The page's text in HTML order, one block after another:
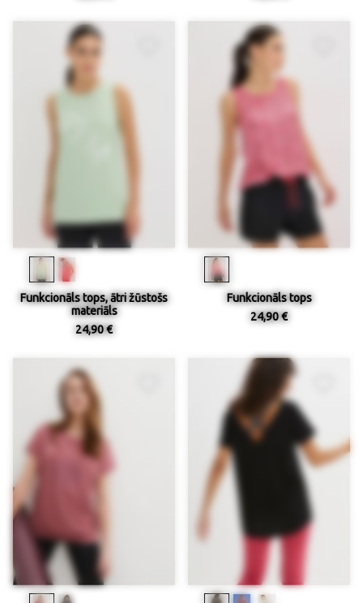
Funkcionāls tops, ātri žūstošs
materiāls
24,90 €
Funkcionāls tops
24,90 €